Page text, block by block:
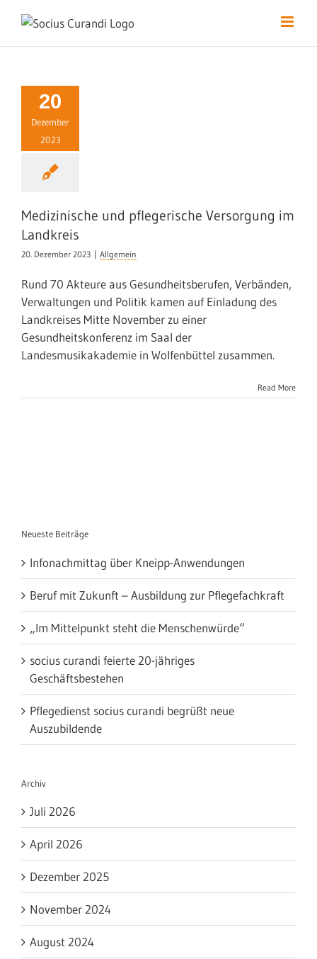
content
20
Dezember
2023
Medizinische und pflegerische Versorgung im
Landkreis
20. Dezember 2023 | Allgemein
Rund 70 Akteure aus Gesundheitsberufen, Verbänden,
Verwaltungen und Politik kamen auf Einladung des
Landkreises Mitte November zu einer
Gesundheitskonferenz im Saal der
Landesmusikakademie in Wolfenbüttel zusammen.
Read More
Neueste Beiträge
Infonachmittag über Kneipp-Anwendungen
Beruf mit Zukunft – Ausbildung zur Pflegefachkraft
„Im Mittelpunkt steht die Menschenwürde“
socius curandi feierte 20-jähriges
Geschäftsbestehen
Pflegedienst socius curandi begrüßt neue
Auszubildende
Archiv
Juli 2026
April 2026
Dezember 2025
November 2024
August 2024